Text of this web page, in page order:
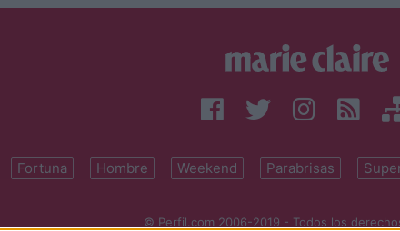
Fortuna Hombre Weekend Parabrisas
© Perfil.com 2006-2019 - Todos los